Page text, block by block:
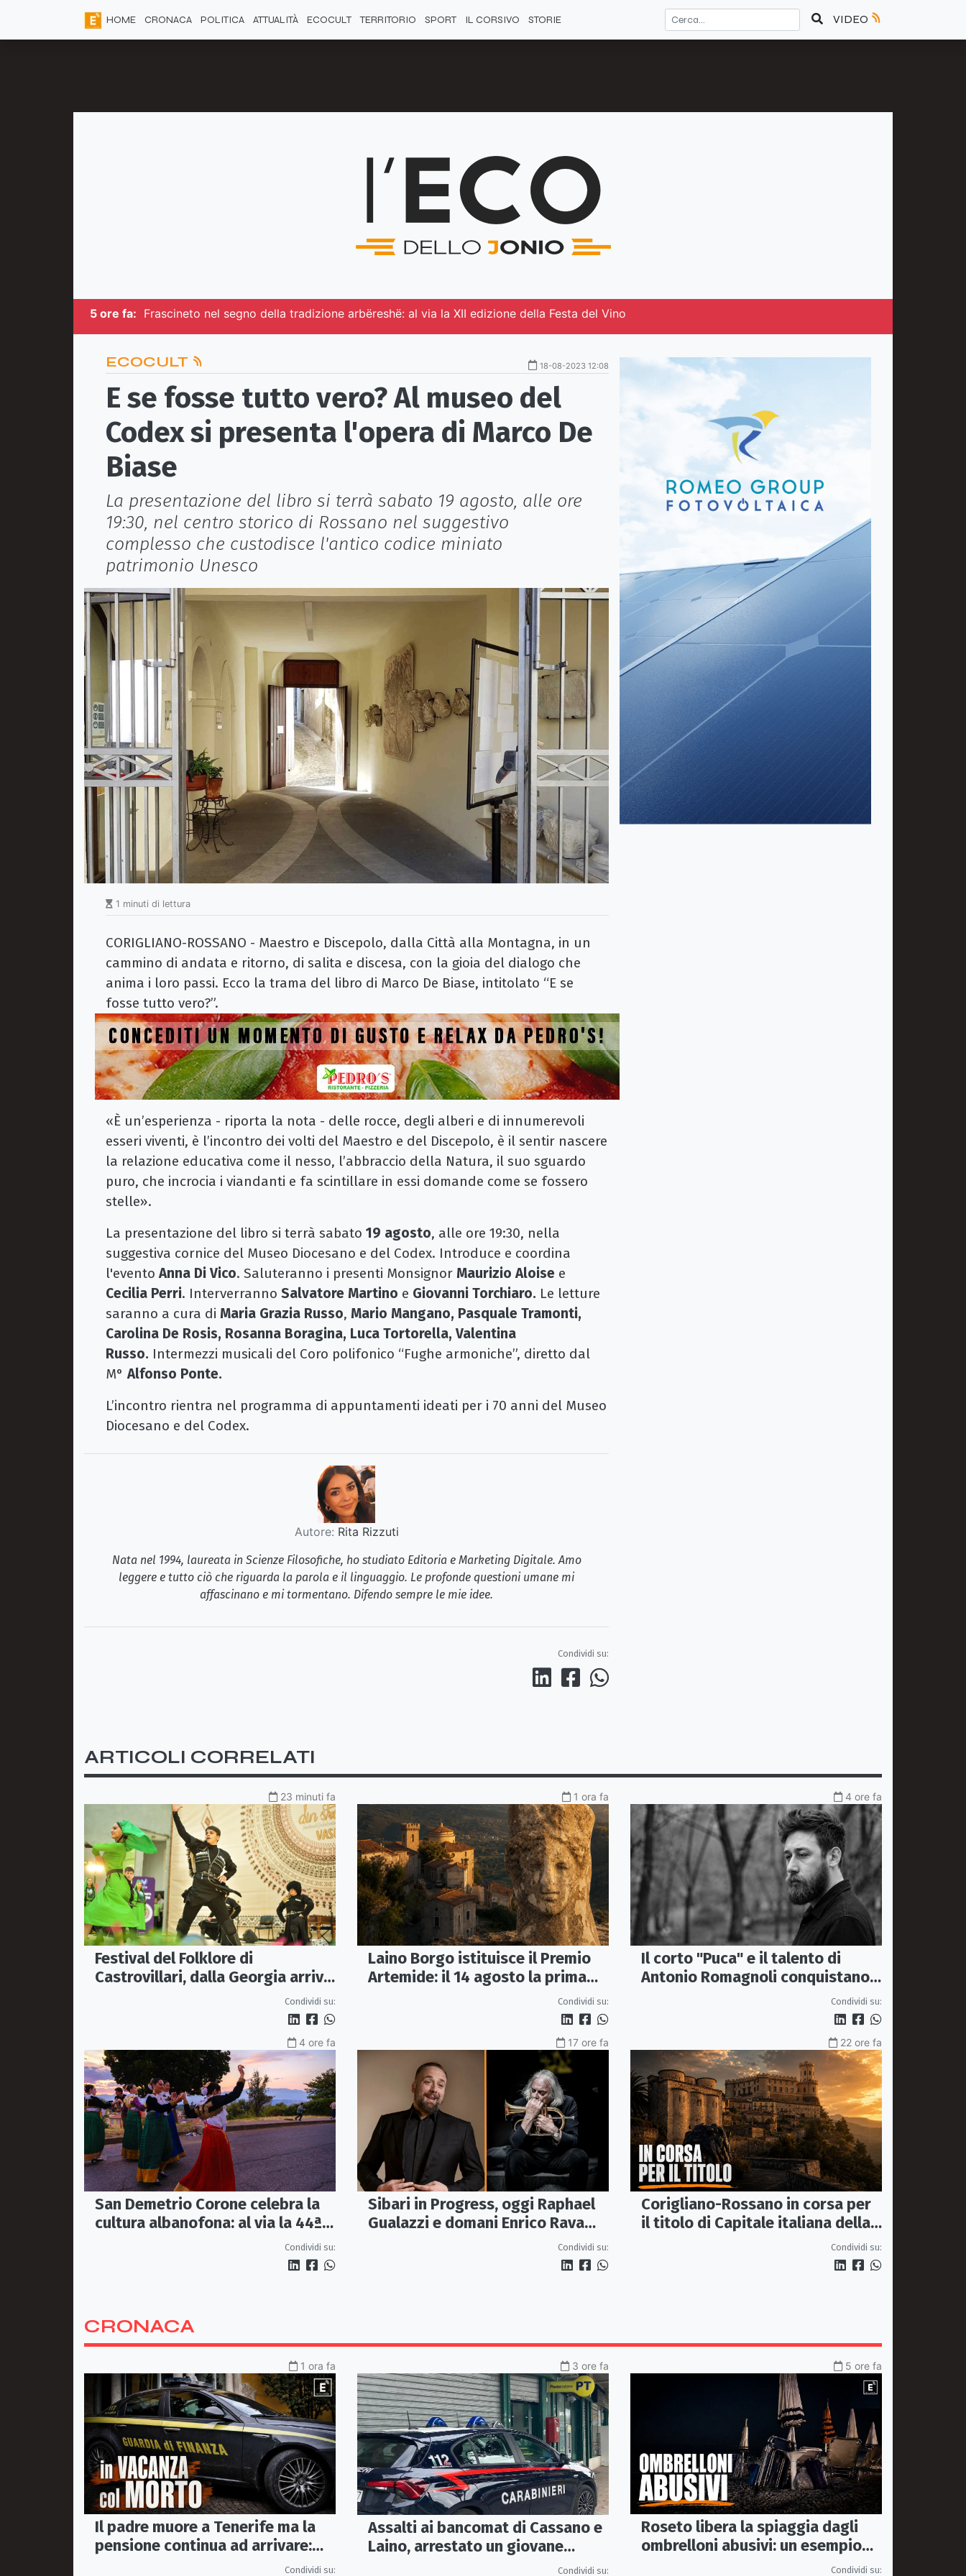
HOME CRONACA POLITICA ATTUALITÀ ECOCULT TERRITORIO SPORT IL CORSIVO STORIE VIDEO
5 ore fa: Frascineto nel segno della tradizione arbëreshë: al via la XII edizione della Festa del Vino
ECOCULT 18-08-2023 12:08
E se fosse tutto vero? Al museo del
Codex si presenta l'opera di Marco De
Biase
La presentazione del libro si terrà sabato 19 agosto, alle ore
19:30, nel centro storico di Rossano nel suggestivo
complesso che custodisce l'antico codice miniato
patrimonio Unesco
1 minuti di lettura
CORIGLIANO-ROSSANO - Maestro e Discepolo, dalla Città alla Montagna, in un
cammino di andata e ritorno, di salita e discesa, con la gioia del dialogo che
anima i loro passi. Ecco la trama del libro di Marco De Biase, intitolato “E se
fosse tutto vero?”.
«È un’esperienza - riporta la nota - delle rocce, degli alberi e di innumerevoli
esseri viventi, è l’incontro dei volti del Maestro e del Discepolo, è il sentir nascere
la relazione educativa come il nesso, l’abbraccio della Natura, il suo sguardo
puro, che incrocia i viandanti e fa scintillare in essi domande come se fossero
stelle».
La presentazione del libro si terrà sabato 19 agosto, alle ore 19:30, nella
suggestiva cornice del Museo Diocesano e del Codex. Introduce e coordina
l'evento Anna Di Vico. Saluteranno i presenti Monsignor Maurizio Aloise e
Cecilia Perri. Interverranno Salvatore Martino e Giovanni Torchiaro. Le letture
saranno a cura di Maria Grazia Russo, Mario Mangano, Pasquale Tramonti,
Carolina De Rosis, Rosanna Boragina, Luca Tortorella, Valentina
Russo. Intermezzi musicali del Coro polifonico “Fughe armoniche”, diretto dal
M° Alfonso Ponte.
L’incontro rientra nel programma di appuntamenti ideati per i 70 anni del Museo
Diocesano e del Codex.
Autore: Rita Rizzuti
Nata nel 1994, laureata in Scienze Filosofiche, ho studiato Editoria e Marketing Digitale. Amo
leggere e tutto ciò che riguarda la parola e il linguaggio. Le profonde questioni umane mi
affascinano e mi tormentano. Difendo sempre le mie idee.
Condividi su:
ARTICOLI CORRELATI
23 minuti fa
Festival del Folklore di
Castrovillari, dalla Georgia arriva
Condividi su:
1 ora fa
Laino Borgo istituisce il Premio
Artemide: il 14 agosto la prima
Condividi su:
4 ore fa
Il corto "Puca" e il talento di
Antonio Romagnoli conquistano
Condividi su:
4 ore fa
San Demetrio Corone celebra la
cultura albanofona: al via la 44ª
Condividi su:
17 ore fa
Sibari in Progress, oggi Raphael
Gualazzi e domani Enrico Rava
protagonisti della rassegna aiCondividi su:
22 ore fa
Corigliano-Rossano in corsa per
il titolo di Capitale italiana della
Condividi su:
CRONACA
1 ora fa
Il padre muore a Tenerife ma la
pensione continua ad arrivare:
Condividi su:
3 ore fa
Assalti ai bancomat di Cassano e
Laino, arrestato un giovane
Condividi su:
5 ore fa
Roseto libera la spiaggia dagli
ombrelloni abusivi: un esempio
Condividi su: